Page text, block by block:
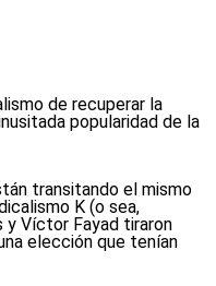
de recuperar la
popularidad de la
transitando el mismo
K (o sea,
y Víctor Fayad tiraron
elección que tenían